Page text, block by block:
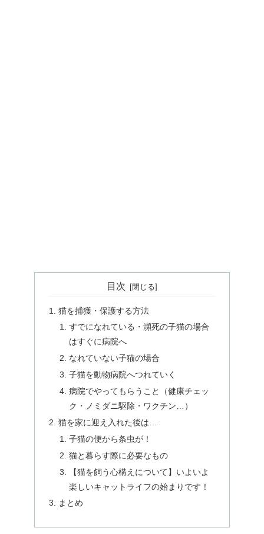
目次
猫を捕獲・保護する方法
すでになれている・瀕死の子猫の場合
はすぐに病院へ
なれていない子猫の場合
子猫を動物病院へつれていく
病院でやってもらうこと（健康チェッ
ク・ノミダニ駆除・ワクチン…）
猫を家に迎え入れた後は…
子猫の便から条虫が！
猫と暮らす際に必要なもの
【猫を飼う心構えについて】いよいよ
楽しいキャットライフの始まりです！
まとめ